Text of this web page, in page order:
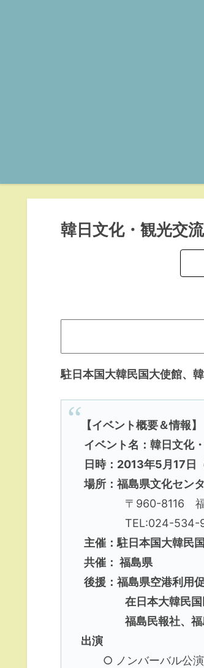
韓日文化・観光交
駐日本国大韓民国大使館、
【イベント概要＆情報】
イベント名：韓日文化
日時：2013年5月17日
場所：福島県文化セン
〒960-8116 福島
TEL:024-534-
主催：駐日本国大韓民
共催： 福島県
後援：福島県空港利用
在日本大韓民国民団
福島民報社、福島
出演
○ ノンバーバル公演